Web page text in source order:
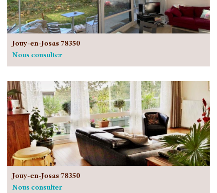
Jouy-en-Josas 78350
Nous consulter
Jouy-en-Josas 78350
Nous consulter